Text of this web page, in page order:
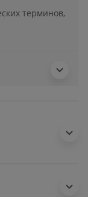
терминов,